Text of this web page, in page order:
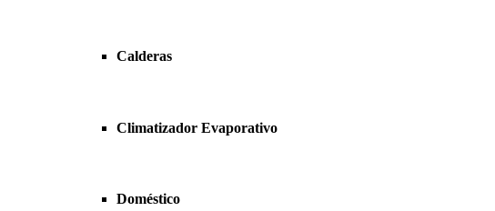
Calderas
Climatizador Evaporativo
Doméstico